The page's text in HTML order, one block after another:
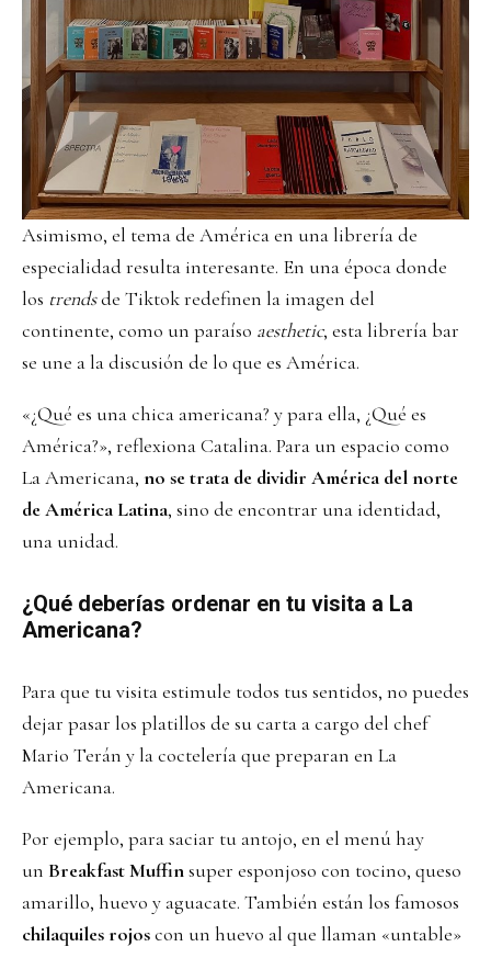
Asimismo, el tema de América en una librería de
especialidad resulta interesante. En una época donde
los trendsde Tiktok redefinen la imagen del
continente, como un paraíso aesthetic, esta librería bar
se une a la discusión de lo que es América.
«¿Qué es una chica americana? y para ella, ¿Qué es
América?», reflexiona Catalina. Para un espacio como
La Americana, no se trata de dividir América del norte
de América Latina, sino de encontrar una identidad,
una unidad.
¿Qué deberías ordenar en tu visita a La
Americana?
Para que tu visita estimule todos tus sentidos, no puedes
dejar pasar los platillos de su carta a cargo del chef
Mario Terán y la coctelería que preparan en La
Americana.
Por ejemplo, para saciar tu antojo, en el menú hay
un Breakfast Muffinsuper esponjoso con tocino, queso
amarillo, huevo y aguacate. También están los famosos
chilaquiles rojoscon un huevo al que llaman «untable»